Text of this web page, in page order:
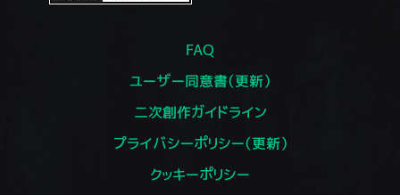
FAQ
ユーザー同意書（更新）
二次創作ガイドライン
プライバシーポリシー（更新）
クッキーポリシー